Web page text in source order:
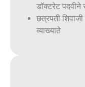
डॉक्टरेट पदवीने
छत्रपती शिवाजी
व्याख्याते